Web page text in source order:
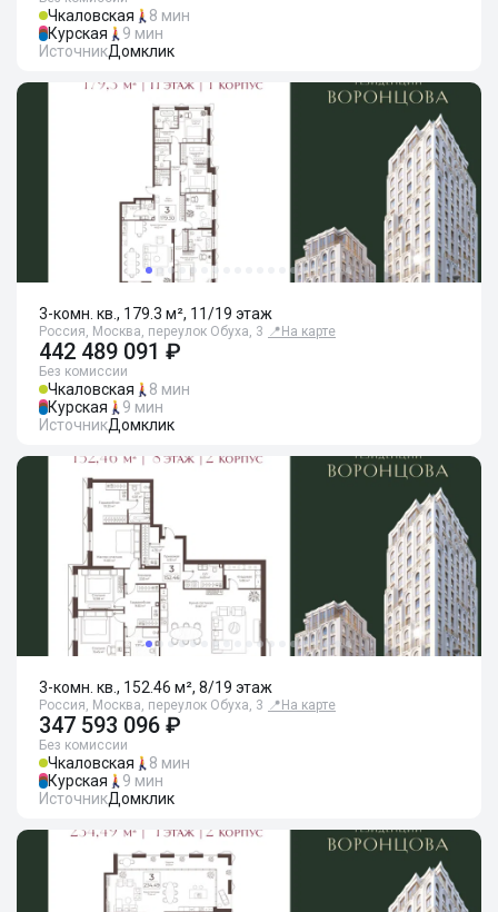
Чкаловская
8 мин
Курская
9 мин
ИсточникДомклик
3-комн. кв., 179.3 м², 11/19 этаж
Россия, Москва, переулок Обуха, 3 📍 На карте
442 489 091 ₽
Без комиссии
Чкаловская
8 мин
Курская
9 мин
ИсточникДомклик
3-комн. кв., 152.46 м², 8/19 этаж
Россия, Москва, переулок Обуха, 3 📍 На карте
347 593 096 ₽
Без комиссии
Чкаловская
8 мин
Курская
9 мин
ИсточникДомклик